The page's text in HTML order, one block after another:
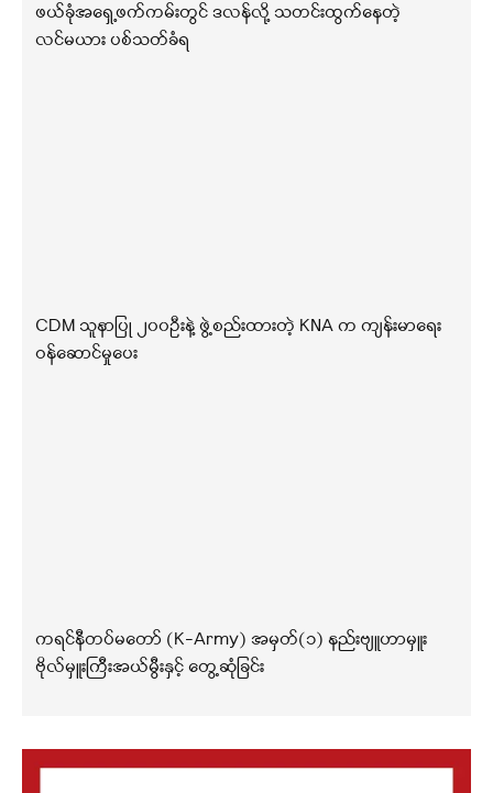
ဖယ်ခုံအရှေ့ဖက်ကမ်းတွင် ဒလန်လို့ သတင်းထွက်နေတဲ့
လင်မယား ပစ်သတ်ခံရ
CDM သူနာပြု ၂၀၀ဦးနဲ့ ဖွဲ့စည်းထားတဲ့ KNA က ကျန်းမာရေး
ဝန်ဆောင်မှုပေး
ကရင်နီတပ်မတော် (K-Army) အမှတ်(၁) နည်းဗျူဟာမှူး
ဗိုလ်မှူးကြီးအယ်မွီးနှင့် တွေ့ဆုံခြင်း